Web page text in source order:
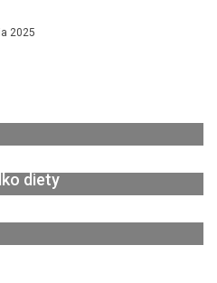
2025
wellness?
glutenu i laktozy - kiedy
funkcjonować
diety